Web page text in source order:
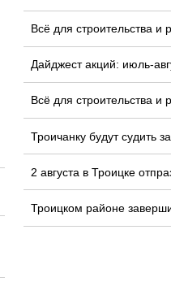
Всё для строительства и
Дайджест акций: июль-
Всё для строительства и
Троичанку будут судить
2 августа в Троицке
Троицком районе